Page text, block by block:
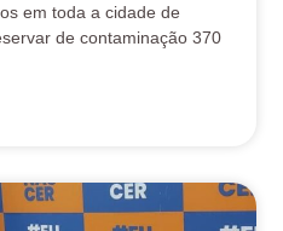
em toda a cidade de
de contaminação 370